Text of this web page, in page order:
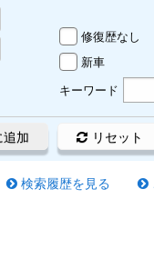
修復歴なし
新車
キーワード
リセット
追加
検索履歴を見る